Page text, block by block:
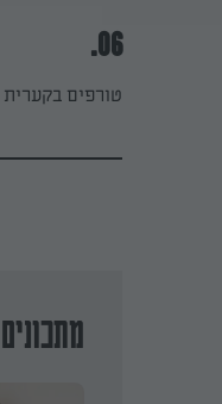
06.
טורפים